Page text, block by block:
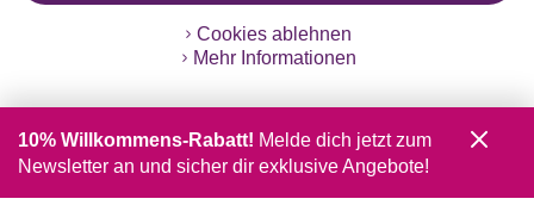
Cookies ablehnen
Mehr Informationen
10% Willkommens-Rabatt! Melde dich jetzt zum
Newsletter an und sicher dir exklusive Angebote!